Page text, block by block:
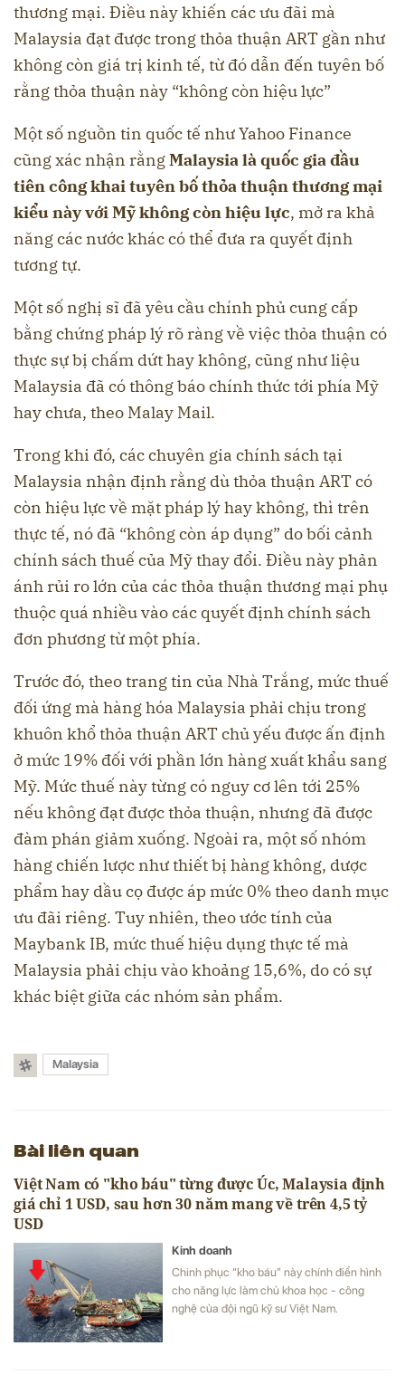
thương mại. Điều này khiến các ưu đãi mà
Malaysia đạt được trong thỏa thuận ART gần như
không còn giá trị kinh tế, từ đó dẫn đến tuyên bố
rằng thỏa thuận này “không còn hiệu lực”
Một số nguồn tin quốc tế như Yahoo Finance
cũng xác nhận rằngMalaysia là quốc gia đầu
tiên công khai tuyên bố thỏa thuận thương mại
kiểu này với Mỹ không còn hiệu lực, mở ra khả
năng các nước khác có thể đưa ra quyết định
tương tự.
Một số nghị sĩ đã yêu cầu chính phủ cung cấp
bằng chứng pháp lý rõ ràng về việc thỏa thuận có
thực sự bị chấm dứt hay không, cũng như liệu
Malaysia đã có thông báo chính thức tới phía Mỹ
hay chưa, theo Malay Mail.
Trong khi đó, các chuyên gia chính sách tại
Malaysia nhận định rằng dù thỏa thuận ART có
còn hiệu lực về mặt pháp lý hay không, thì trên
thực tế, nó đã “không còn áp dụng” do bối cảnh
chính sách thuế của Mỹ thay đổi. Điều này phản
ánh rủi ro lớn của các thỏa thuận thương mại phụ
thuộc quá nhiều vào các quyết định chính sách
đơn phương từ một phía.
Trước đó, theo trang tin của Nhà Trắng, mức thuế
đối ứng mà hàng hóa Malaysia phải chịu trong
khuôn khổ thỏa thuận ART chủ yếu được ấn định
ở mức 19% đối với phần lớn hàng xuất khẩu sang
Mỹ. Mức thuế này từng có nguy cơ lên tới 25%
nếu không đạt được thỏa thuận, nhưng đã được
đàm phán giảm xuống. Ngoài ra, một số nhóm
hàng chiến lược như thiết bị hàng không, dược
phẩm hay dầu cọ được áp mức 0% theo danh mục
ưu đãi riêng. Tuy nhiên, theo ước tính của
Maybank IB, mức thuế hiệu dụng thực tế mà
Malaysia phải chịu vào khoảng 15,6%, do có sự
khác biệt giữa các nhóm sản phẩm.
Malaysia
Bài liên quan
Việt Nam có "kho báu" từng được Úc, Malaysia định
giá chỉ 1 USD, sau hơn 30 năm mang về trên 4,5 tỷ
USD
Kinh doanh
Chinh phục “kho báu” này chính điển hình
cho năng lực làm chủ khoa học - công
nghệ của đội ngũ kỹ sư Việt Nam.